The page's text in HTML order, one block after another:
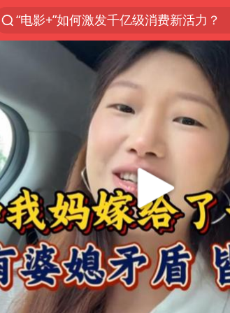
“电影+”如何激发千亿级消费新活力？
U17国足点球大战淘汰河床晋级决赛
中巨芯：上半年归母净利润1405.77万元
国乒男单横滨冠军赛全军覆没
东航：国内客票提前14天免费退改
四川宜宾高县4.9级地震致1死
日本试射“战斧”导弹，国防部回应
百花奖开幕式 刘浩存独舞
台风白海豚中心风力增强
广东雷州通报特教老师招聘违规事件
“新疆阿勒泰八月能滑雪”不实